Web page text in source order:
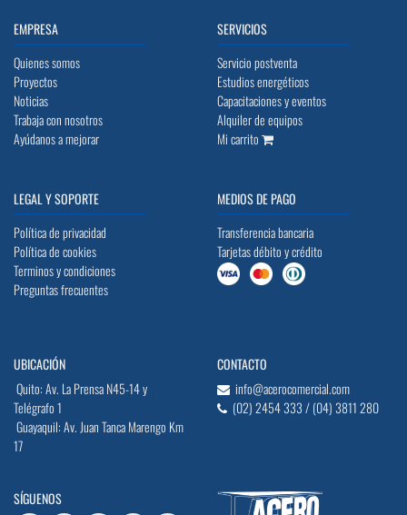
EMPRESA
Quienes somos
Proyectos
Noticias
Trabaja con nosotros
Ayúdanos a mejorar
SERVICIOS
Servicio postventa
Estudios energéticos
Capacitaciones y eventos
Alquiler de equipos
Mi carrito
LEGAL Y SOPORTE
Política de privacidad
Política de cookies
Terminos y condiciones
Preguntas frecuentes
MEDIOS DE PAGO
Transferencia bancaria
Tarjetas débito y crédito
UBICACIÓN
Quito: Av. La Prensa N45-14 y
Telégrafo 1
Guayaquil: Av. Juan Tanca Marengo Km
17
CONTACTO
info@acerocomercial.com
(02) 2454 333 / (04) 3811 280
SÍGUENOS